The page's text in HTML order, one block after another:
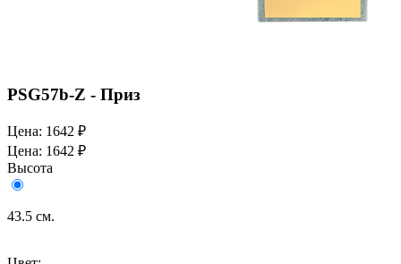
PSG57b-Z - Приз
Цена: 1642 ₽
Цена: 1642 ₽
Высота
43.5 см.